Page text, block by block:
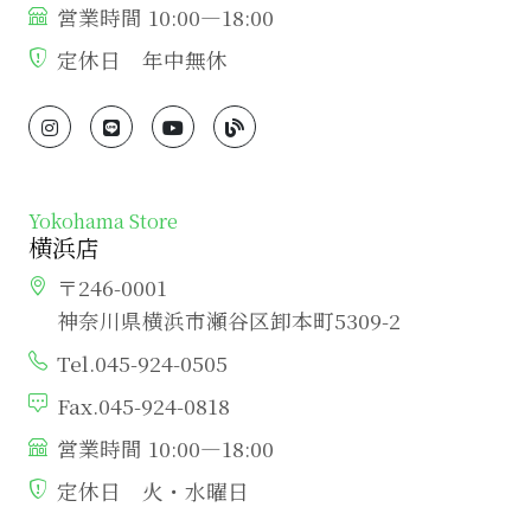
営業時間 10:00―18:00
定休日 年中無休
Yokohama Store
横浜店
〒246-0001
神奈川県横浜市瀬谷区卸本町5309-2
Tel.045-924-0505
Fax.045-924-0818
営業時間 10:00―18:00
定休日 火・水曜日